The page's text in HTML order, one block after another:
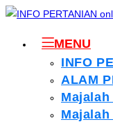
Skip
content
MENU
INFO
ALAM
Majalah